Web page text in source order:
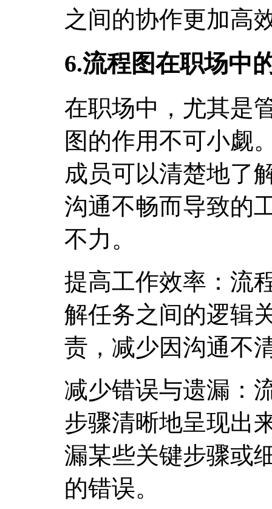
之间的协作更加高
6.流程图在职场中
在职场中，尤其是
图的作用不可小觑
成员可以清楚地了
沟通不畅而导致的
不力。
提高工作效率：流
解任务之间的逻辑
责，减少因沟通不
减少错误与遗漏：
步骤清晰地呈现出
漏某些关键步骤或
的错误。